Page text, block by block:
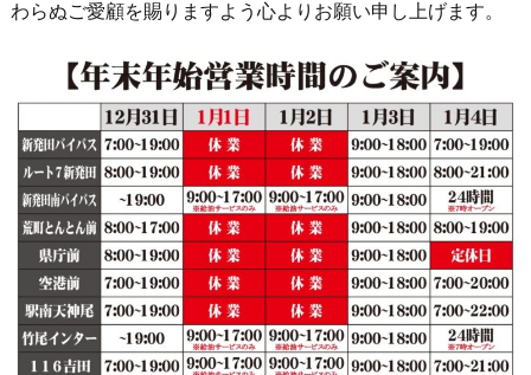
わらぬご愛顧を賜りますよう心よりお願い申し上げます。